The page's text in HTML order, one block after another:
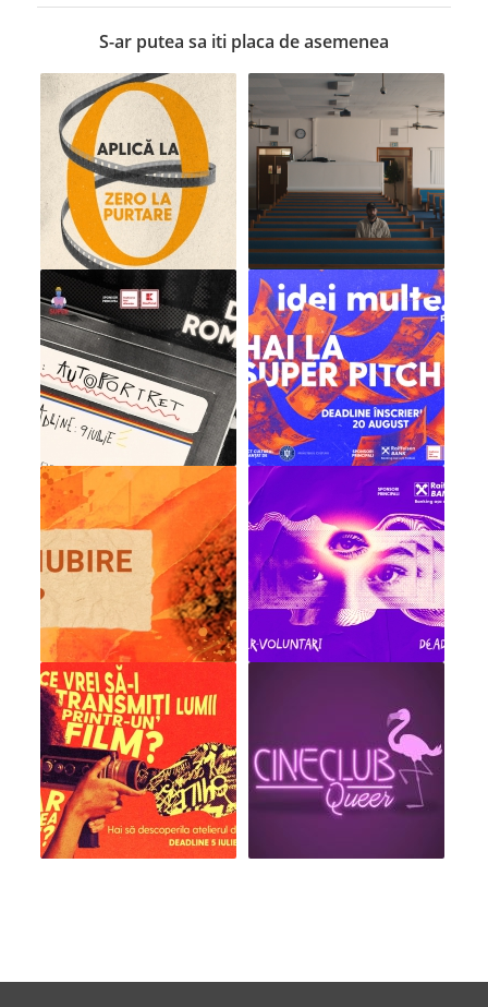
S-ar putea sa iti placa de asemenea